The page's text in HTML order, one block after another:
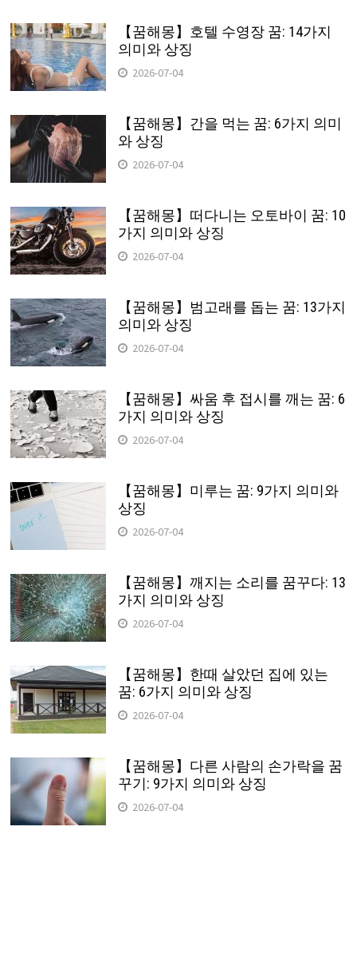
【꿈해몽】호텔 수영장 꿈: 14가지
의미와 상징
2026-07-04
【꿈해몽】간을 먹는 꿈: 6가지 의미
와 상징
2026-07-04
【꿈해몽】떠다니는 오토바이 꿈: 10
가지 의미와 상징
2026-07-04
【꿈해몽】범고래를 돕는 꿈: 13가지
의미와 상징
2026-07-04
【꿈해몽】싸움 후 접시를 깨는 꿈: 6
가지 의미와 상징
2026-07-04
【꿈해몽】미루는 꿈: 9가지 의미와
상징
2026-07-04
【꿈해몽】깨지는 소리를 꿈꾸다: 13
가지 의미와 상징
2026-07-04
【꿈해몽】한때 살았던 집에 있는
꿈: 6가지 의미와 상징
2026-07-04
【꿈해몽】다른 사람의 손가락을 꿈
꾸기: 9가지 의미와 상징
2026-07-04